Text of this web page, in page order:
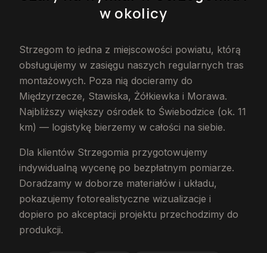
w okolicy
Strzegom to jedna z miejscowości powiatu, którą
obsługujemy w zasięgu naszych regularnych tras
montażowych. Poza nią docieramy do
Międzyrzecze, Stawiska, Żółkiewka i Morawa.
Najbliższy większy ośrodek to Świebodzice (ok. 11
km) — logistykę bierzemy w całości na siebie.
Dla klientów Strzegomia przygotowujemy
indywidualną wycenę po bezpłatnym pomiarze.
Doradzamy w doborze materiałów i układu,
pokazujemy fotorealistyczne wizualizacje i
dopiero po akceptacji projektu przechodzimy do
produkcji.